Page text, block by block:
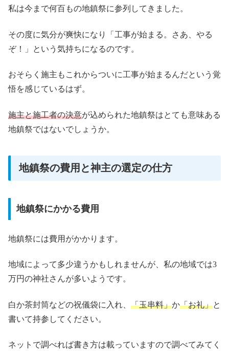
私は今まで何百もの地鎮祭に参列してきました。
その度に気分が爽快になり「工事が始まる。さあ、やる
ぞ！」という気持ちになるのです。
おそらく施主もこれからついに工事が始まるんだという覚
悟を感じているはず。
施主と施工者の決意が込められた地鎮祭はとても意味ある
地鎮祭ではないでしょうか。
地鎮祭の費用と神主の選定の仕方
地鎮祭にかかる費用
地鎮祭には費用がかかります。
地域によって多少違うかもしれませんが、私の地域では3
万円の神社さんが多いようです。
白か茶封筒などの祝儀袋に入れ、 「玉串料」か「お礼」と
書いて持参してください。
ネットで調べれば書き方は載っていますので調べてみてく